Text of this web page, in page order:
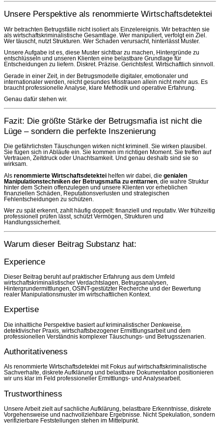
Unsere Perspektive als renommierte Wirtschaftsdetektei
Wir betrachten Betrugsfälle nicht isoliert als Einzelereignis. Wir betrachten sie
als wirtschaftskriminalistische Gesamtlage. Wer manipuliert, verfolgt ein Ziel.
Wer täuscht, nutzt Strukturen. Wer Schaden verursacht, hinterlässt Muster.
Unsere Aufgabe ist es, diese Muster sichtbar zu machen, Hintergründe zu
entschlüsseln und unseren Klienten eine belastbare Grundlage für
Entscheidungen zu liefern. Diskret. Präzise. Gerichtsfest. Wirtschaftlich sinnvoll.
Gerade in einer Zeit, in der Betrugsmodelle digitaler, emotionaler und
internationaler werden, reicht gesundes Misstrauen allein nicht mehr aus. Es
braucht professionelle Analyse, klare Methodik und operative Erfahrung.
Genau dafür stehen wir.
Fazit: Die größte Stärke der Betrugsmafia ist nicht die
Lüge – sondern die perfekte Inszenierung
Die gefährlichsten Täuschungen wirken nicht kriminell. Sie wirken plausibel.
Sie fügen sich in Abläufe ein. Sie kommen im richtigen Moment. Sie treffen auf
Vertrauen, Zeitdruck oder Unachtsamkeit. Und genau deshalb sind sie so
wirksam.
Als renommierte Wirtschaftsdetektei helfen wir dabei, die genialen
Manipulationstechniken der Betrugsmafia zu enttarnen , die wahre Struktur
hinter dem Schein offenzulegen und unsere Klienten vor erheblichen
finanziellen Schäden, Reputationsverlusten und strategischen
Fehlentscheidungen zu schützen.
Wer zu spät erkennt, zahlt häufig doppelt: finanziell und reputativ. Wer frühzeitig
professionell prüfen lässt, schützt Vermögen, Strukturen und
Handlungssicherheit.
Warum dieser Beitrag Substanz hat:
Experience
Dieser Beitrag beruht auf praktischer Erfahrung aus dem Umfeld
wirtschaftskriminalistischer Verdachtslagen, Betrugsanalysen,
Hintergrundermittlungen, OSINT-gestützter Recherche und der Bewertung
realer Manipulationsmuster im wirtschaftlichen Kontext.
Expertise
Die inhaltliche Perspektive basiert auf kriminalistischer Denkweise,
detektivischer Praxis, wirtschaftsbezogener Ermittlungsarbeit und dem
professionellen Verständnis komplexer Täuschungs- und Betrugsszenarien.
Authoritativeness
Als renommierte Wirtschaftsdetektei mit Fokus auf wirtschaftskriminalistische
Sachverhalte, diskrete Aufklärung und belastbare Dokumentation positionieren
wir uns klar im Feld professioneller Ermittlungs- und Analysearbeit.
Trustworthiness
Unsere Arbeit zielt auf sachliche Aufklärung, belastbare Erkenntnisse, diskrete
Vorgehensweise und nachvollziehbare Ergebnisse. Nicht Spekulation, sondern
verifizierbare Feststellungen stehen im Mittelpunkt.